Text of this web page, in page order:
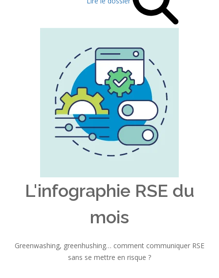
L'infographie RSE du
mois
Greenwashing, greenhushing… comment communiquer RSE
sans se mettre en risque ?